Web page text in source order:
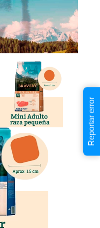
Reportar error